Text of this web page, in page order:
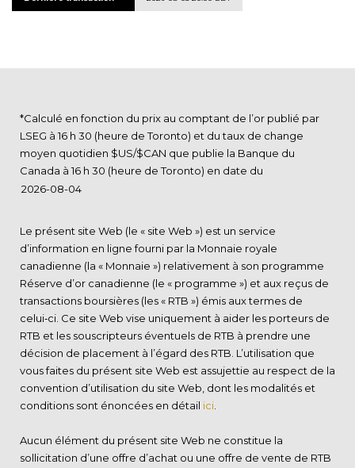
*Calculé en fonction du prix au comptant de l’or publié par
LSEG à 16 h 30 (heure de Toronto) et du taux de change
moyen quotidien $US/$CAN que publie la Banque du
Canada à 16 h 30 (heure de Toronto) en date du
Le présent site Web (le « site Web ») est un service
d’information en ligne fourni par la Monnaie royale
canadienne (la « Monnaie ») relativement à son programme
Réserve d’or canadienne (le « programme ») et aux reçus de
transactions boursières (les « RTB ») émis aux termes de
celui‑ci. Ce site Web vise uniquement à aider les porteurs de
RTB et les souscripteurs éventuels de RTB à prendre une
décision de placement à l’égard des RTB. L’utilisation que
vous faites du présent site Web est assujettie au respect de la
convention d’utilisation du site Web, dont les modalités et
conditions sont énoncées en détail ici
Aucun élément du présent site Web ne constitue la
sollicitation d’une offre d’achat ou une offre de vente de RTB